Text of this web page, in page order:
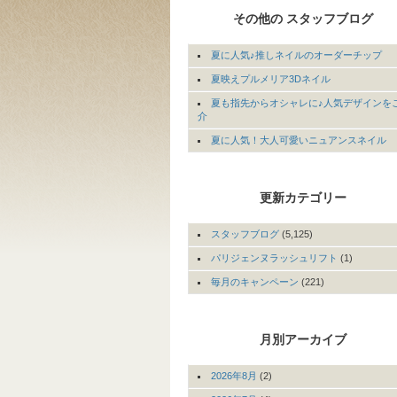
その他の スタッフブログ
夏に人気♪推しネイルのオーダーチップ
夏映えプルメリア3Dネイル
夏も指先からオシャレに♪人気デザインを
介
夏に人気！大人可愛いニュアンスネイル
更新カテゴリー
スタッフブログ (5,125)
パリジェンヌラッシュリフト (1)
毎月のキャンペーン (221)
月別アーカイブ
2026年8月 (2)